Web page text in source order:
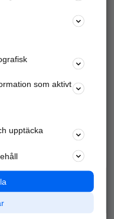
företaget
och annonsera mot
nära dig.
sökningar
som aktivt
upptäcka